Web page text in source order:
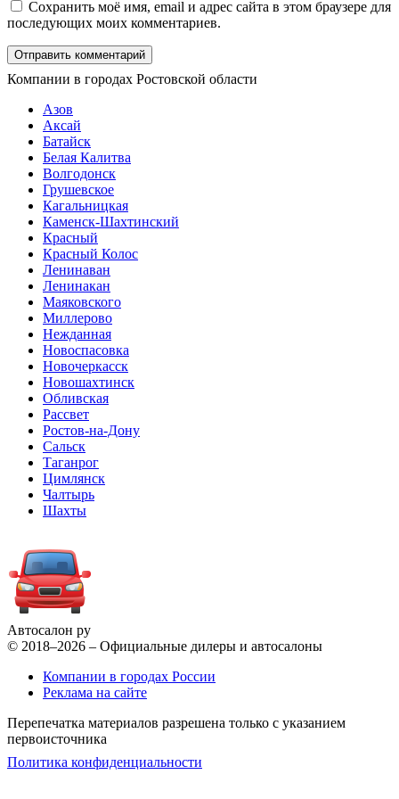
Сохранить моё имя, email и адрес сайта в этом браузере для
последующих моих комментариев.
Компании в городах Ростовской области
Азов
Аксай
Батайск
Белая Калитва
Волгодонск
Грушевское
Кагальницкая
Каменск-Шахтинский
Красный
Красный Колос
Ленинаван
Ленинакан
Маяковского
Миллерово
Нежданная
Новоспасовка
Новочеркасск
Новошахтинск
Обливская
Рассвет
Ростов-на-Дону
Сальск
Таганрог
Цимлянск
Чалтырь
Шахты
Автосалон ру
© 2018–2026 – Официальные дилеры и автосалоны
Компании в городах России
Реклама на сайте
Перепечатка материалов разрешена только с указанием
первоисточника
Политика конфиденциальности